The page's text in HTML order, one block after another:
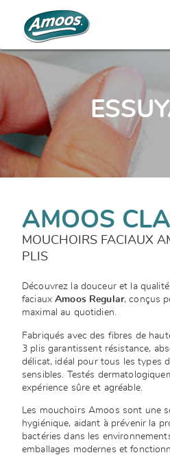
AMOOS
MOUCHOIRS FACIAUX
PLIS
Découvrez la douceur et la
faciauxAmoos Regular, conçus
maximal au quotidien.
Fabriqués avec des fibres de
3 plis garantissent résistance,
délicat, idéal pour tous les types
sensibles. Testés
expérience sûre et agréable.
Les mouchoirs Amoos sont une
hygiénique, aidant à prévenir la
bactéries dans les
emballages modernes et